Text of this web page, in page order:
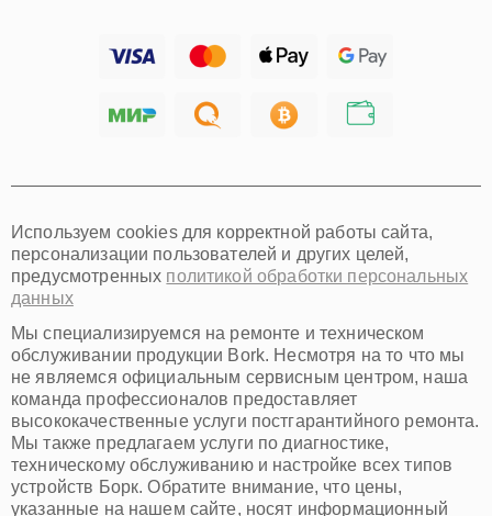
Хабаровск
Омск
Красноярск
Пермь
Ульяновск
Киров
Архангельск
Астрахань
Белгород
Благовещенск
Брянск
Владивосток
Владикавказ
Используем cookies для корректной работы сайта,
персонализации пользователей и других целей,
предусмотренных политикой обработки персональных
данных
Мы специализируемся на ремонте и техническом
обслуживании продукции Bork. Несмотря на то что мы
не являемся официальным сервисным центром, наша
команда профессионалов предоставляет
высококачественные услуги постгарантийного ремонта.
Мы также предлагаем услуги по диагностике,
техническому обслуживанию и настройке всех типов
устройств Борк. Обратите внимание, что цены,
указанные на нашем сайте, носят информационный